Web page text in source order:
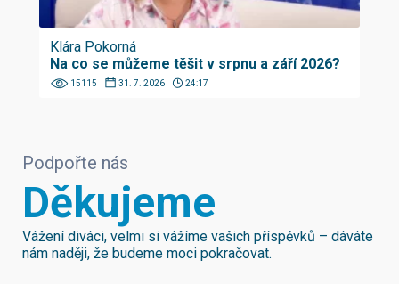
Klára Pokorná
Na co se můžeme těšit v srpnu a září 2026?
15115 31. 7. 2026 24:17
Podpořte nás
Děkujeme
Vážení diváci, velmi si vážíme vašich příspěvků – dáváte
nám naději, že budeme moci pokračovat.